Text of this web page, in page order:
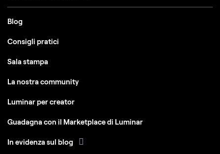
Blog
Consigli pratici
Sala stampa
La nostra community
Luminar per creator
Guadagna con il Marketplace di Luminar
In evidenza sul blog